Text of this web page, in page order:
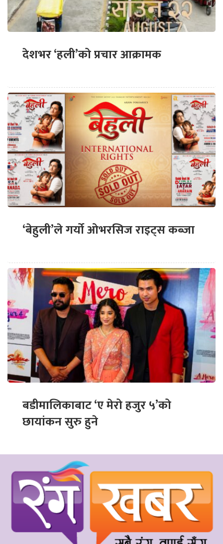
देशभर ‘हली’को प्रचार आक्रामक
‘बेहुली’ले गर्यो ओभरसिज राइट्स कब्जा
बडीमालिकाबाट ‘ए मेरो हजुर ५’को
छायांकन सुरु हुने